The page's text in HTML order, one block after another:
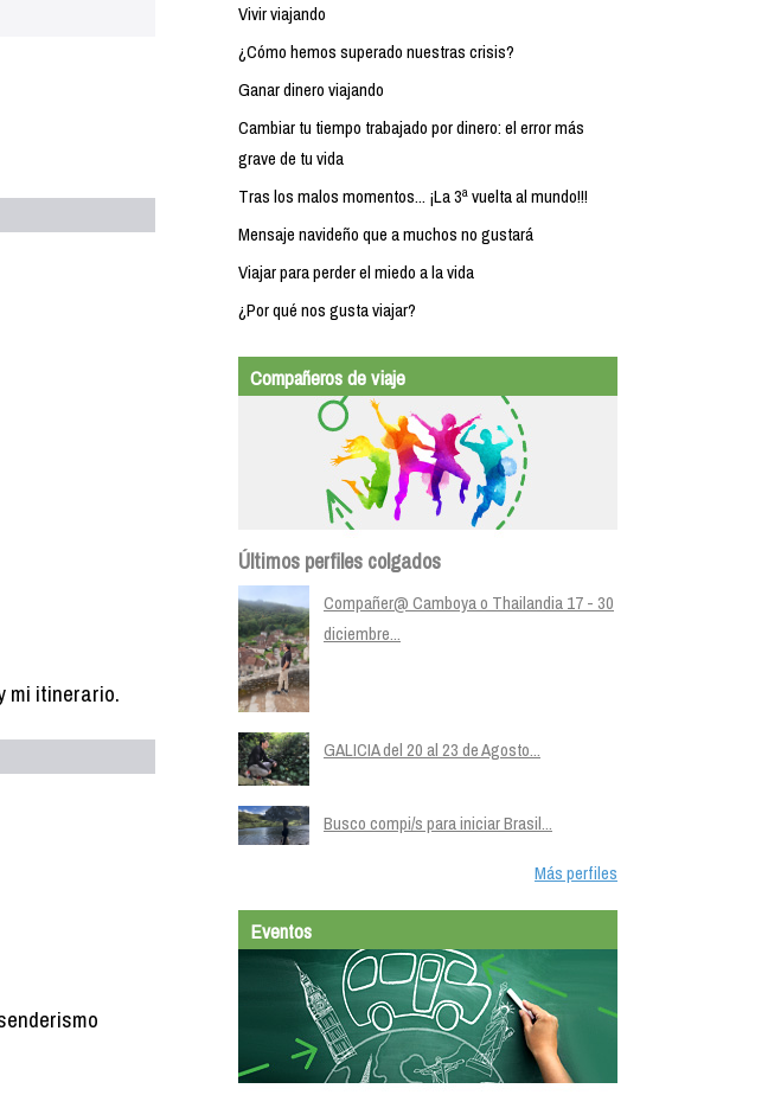
mi itinerario.
Vivir viajando
¿Cómo hemos superado nuestras crisis?
Ganar dinero viajando
Cambiar tu tiempo trabajado por dinero: el error más
grave de tu vida
Tras los malos momentos... ¡La 3ª vuelta al mundo!!!
Mensaje navideño que a muchos no gustará
Viajar para perder el miedo a la vida
¿Por qué nos gusta viajar?
Compañeros de viaje
Últimos perfiles colgados
Compañer@ Camboya o Thailandia 17 - 30
diciembre...
GALICIA del 20 al 23 de Agosto...
Busco compi/s para iniciar Brasil...
Más perfiles
Eventos